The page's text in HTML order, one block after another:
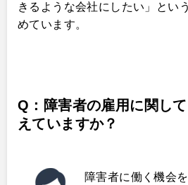
きるような会社にしたい」とい
めています。
Q： 障害者の雇用に関し
えていますか？
障害者に働く機会